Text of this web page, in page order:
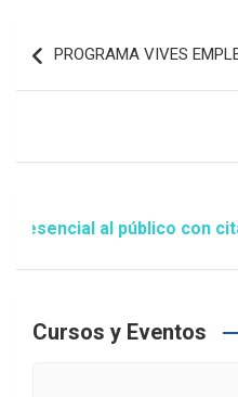
de
PROGRAMA VIVES
al público con cita
Cursos y Eventos